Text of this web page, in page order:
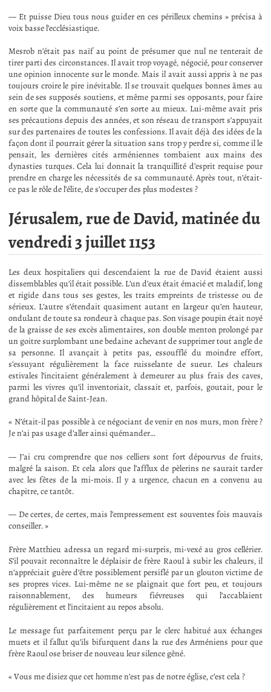
— Et puisse Dieu tous nous guider en ces périlleux chemins » précisa à
voix basse l’ecclésiastique.
Mesrob n’était pas naïf au point de présumer que nul ne tenterait de
tirer parti des circonstances. Il avait trop voyagé, négocié, pour conserver
une opinion innocente sur le monde. Mais il avait aussi appris à ne pas
toujours croire le pire inévitable. Il se trouvait quelques bonnes âmes au
sein de ses supposés soutiens, et même parmi ses opposants, pour faire
en sorte que la communauté s’en sorte au mieux. Lui-même avait pris
ses précautions depuis des années, et son réseau de transport s’appuyait
sur des partenaires de toutes les confessions. Il avait déjà des idées de la
façon dont il pourrait gérer la situation sans trop y perdre si, comme il le
pensait, les dernières cités arméniennes tombaient aux mains des
dynasties turques. Cela lui donnait la tranquillité d’esprit requise pour
prendre en charge les nécessités de sa communauté. Après tout, n’était-
ce pas le rôle de l’élite, de s’occuper des plus modestes ?
Jérusalem, rue de David, matinée du
vendredi 3 juillet 1153
Les deux hospitaliers qui descendaient la rue de David étaient aussi
dissemblables qu’il était possible. L’un d’eux était émacié et maladif, long
et rigide dans tous ses gestes, les traits empreints de tristesse ou de
sérieux. L’autre s’étendait quasiment autant en largeur qu’en hauteur,
ondulant de toute sa rondeur à chaque pas. Son visage poupin était noyé
de la graisse de ses excès alimentaires, son double menton prolongé par
un goitre surplombant une bedaine achevant de supprimer tout angle de
sa personne. Il avançait à petits pas, essoufflé du moindre effort,
s’essuyant régulièrement la face ruisselante de sueur. Les chaleurs
estivales l’incitaient généralement à demeurer au plus frais des caves,
parmi les vivres qu’il inventoriait, classait et, parfois, goutait, pour le
grand hôpital de Saint-Jean.
« N’était-il pas possible à ce négociant de venir en nos murs, mon frère ?
Je n’ai pas usage d’aller ainsi quémander…
— J’ai cru comprendre que nos celliers sont fort dépourvus de fruits,
malgré la saison. Et cela alors que l’afflux de pèlerins ne saurait tarder
avec les fêtes de la mi-mois. Il y a urgence, chacun en a convenu au
chapitre, ce tantôt.
— De certes, de certes, mais l’empressement est souventes fois mauvais
conseiller. »
Frère Matthieu adressa un regard mi-surpris, mi-vexé au gros cellérier.
S’il pouvait reconnaître le déplaisir de frère Raoul à subir les chaleurs, il
n’appréciait guère d’être possiblement persiflé par un glouton victime de
ses propres vices. Lui-même ne se plaignait que fort peu, et toujours
raisonnablement, des humeurs fiévreuses qui l’accablaient
régulièrement et l’incitaient au repos absolu.
Le message fut parfaitement perçu par le clerc habitué aux échanges
muets et il fallut qu’ils bifurquent dans la rue des Arméniens pour que
frère Raoul ose briser de nouveau leur silence gêné.
« Vous me disiez que cet homme n’est pas de notre église, c’est cela ?